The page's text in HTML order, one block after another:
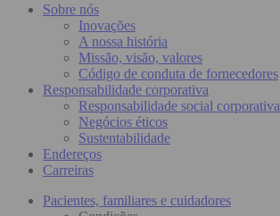
Sobre nós
Inovações
A nossa história
Missão, visão, valores
Código de conduta de fornecedores
Responsabilidade corporativa
Responsabilidade social corporativa
Negócios éticos
Sustentabilidade
Endereços
Carreiras
Pacientes, familiares e cuidadores